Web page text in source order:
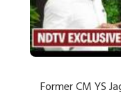
Former CM YS